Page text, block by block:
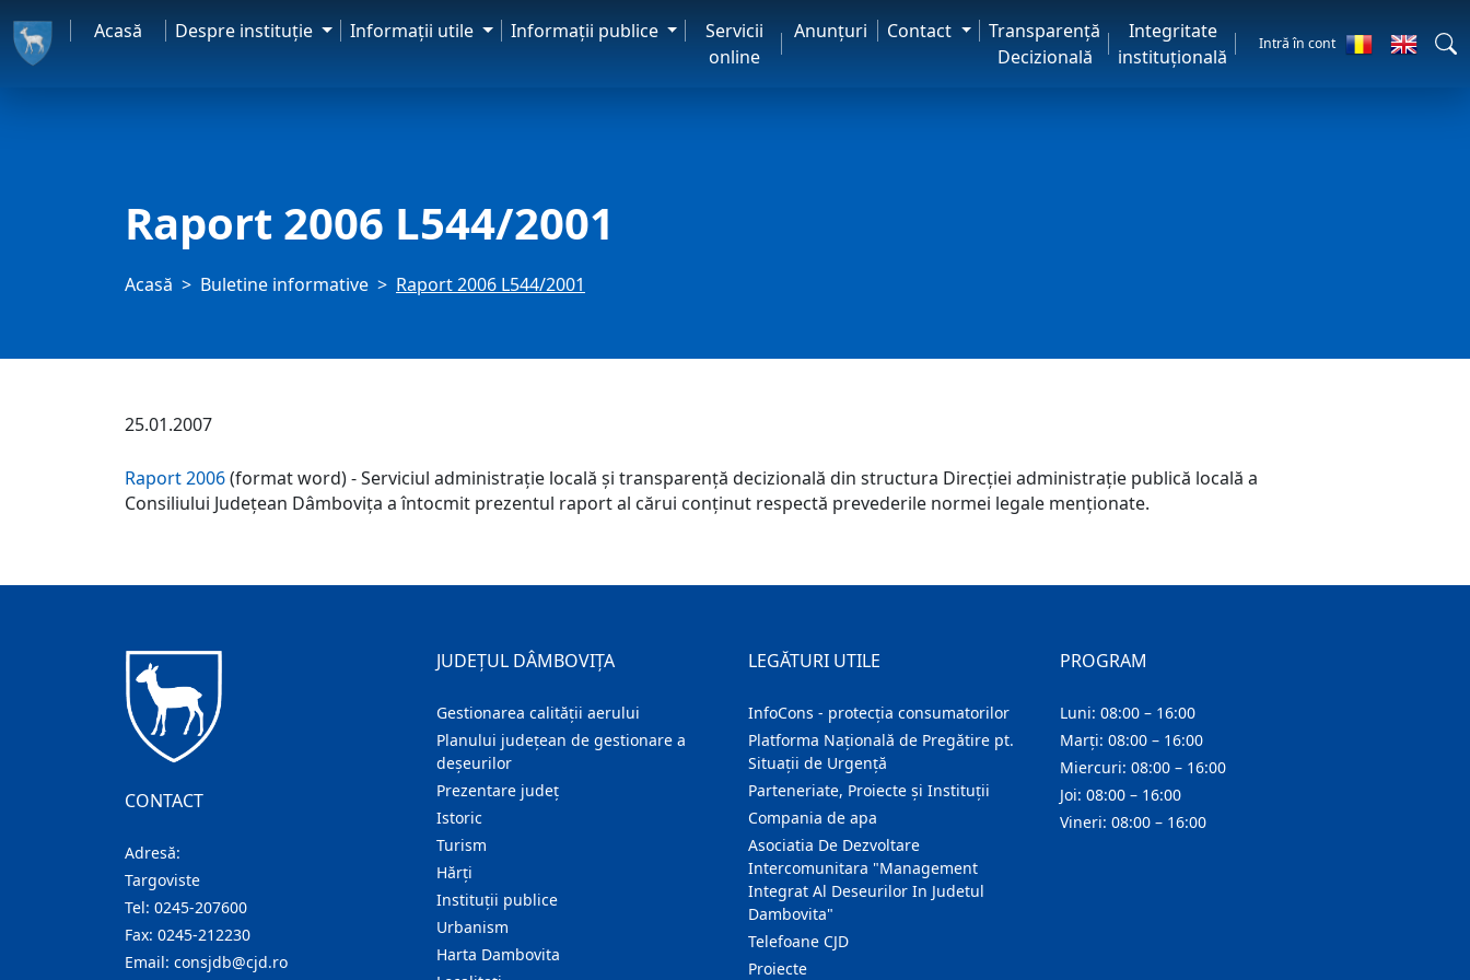
Acasă Despre instituţie Informaţii utile Informaţii publice
Servicii
online
Anunţuri Contact
Transparență
Decizională
Integritate
instituțională
Intră în cont
Raport 2006 L544/2001
Acasă Buletine informative Raport 2006 L544/2001
25.01.2007
Raport 2006(format word) - Serviciul administraţie locală şi transparenţă decizională din structura Direcţiei administraţie publică locală a
Consiliului Judeţean Dâmboviţa a întocmit prezentul raport al cărui conţinut respectă prevederile normei legale menţionate.
CONTACT
Adresă:
Targoviste
Tel: 0245-207600
Fax: 0245-212230
Email: consjdb@cjd.ro
JUDEȚUL DÂMBOVIȚA
Gestionarea calității aerului
Planului județean de gestionare a
deșeurilor
Prezentare judeţ
Istoric
Turism
Hărţi
Instituţii publice
Urbanism
Harta Dambovita
LEGĂTURI UTILE
InfoCons - protecția consumatorilor
Platforma Națională de Pregătire pt.
Situații de Urgență
Parteneriate, Proiecte și Instituții
Compania de apa
Asociatia De Dezvoltare
Intercomunitara "Management
Integrat Al Deseurilor In Judetul
Dambovita"
Telefoane CJD
Proiecte
PROGRAM
Luni: 08:00 – 16:00
Marți: 08:00 – 16:00
Miercuri: 08:00 – 16:00
Joi: 08:00 – 16:00
Vineri: 08:00 – 16:00